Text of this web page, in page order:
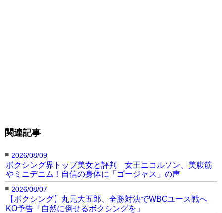
関連記事
■ 2026/08/09
ボクシング界トップ美女と評判 女王ニコルソン、美腹筋
やミニデニム！自信の身体に「ゴージャス」の声
■ 2026/08/07
【ボクシング】丸元大五郎、全勝対決でWBCユース戦へ
KO予告「自然に倒せるボクシングを」